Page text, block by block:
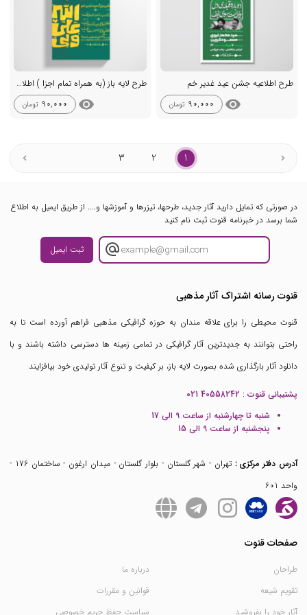
طرح اطلاعیه جشن عید غدیر خم
visibility
90,000 تومان
طرح لایه باز (به همراه تمام اجزا ) اطلاعیه جشن بزرگ غدیر
visibility
90,000 تومان
1
2
3
در صورتی که تمایل دارید آثار جدید، طرحها، تیزرها و آموزشها و.... از طریق ایمیل به اطلاع
شما برسد در خبرنامه قنوت ثبت نام کنید
ثبت ایمیل
قنوت رسانه اشتراک آثار مذهبی
قنوت محیطی را برای علاقه مندان به حوزه گرافیکی مذهبی فراهم آورده است تا به
راحتی بتوانند به جدیدترین آثار گرافیکی در تمامی زمینه ها دسترسی داشته باشند و با
دانلود آثار بارگذاری شده بصورت لایه باز، بر کیفیت و تنوع آثار تولیدی خود بیافزایند
پشتیبانی قنوت : 021 40558242
شنبه تا چهارشنبه از ساعت 9 الی 17
پنجشنبه از ساعت 9 الی 15
آدرس دفتر مرکزی :
تهران - شهر گلستان - بلوار گلستان - میدان ارغون - ساختمان 176 -
واحد 601
صفحات قنوت
طراحان
تقویم شیعه
آثار خود را بفروشید
درباره ما
قوانین و مقررات
سیاست حفظ حریم خصوصی